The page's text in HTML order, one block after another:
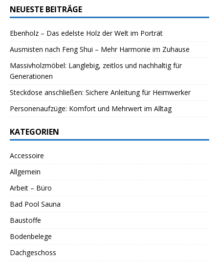
NEUESTE BEITRÄGE
Ebenholz – Das edelste Holz der Welt im Porträt
Ausmisten nach Feng Shui – Mehr Harmonie im Zuhause
Massivholzmöbel: Langlebig, zeitlos und nachhaltig für
Generationen
Steckdose anschließen: Sichere Anleitung für Heimwerker
Personenaufzüge: Komfort und Mehrwert im Alltag
KATEGORIEN
Accessoire
Allgemein
Arbeit – Büro
Bad Pool Sauna
Baustoffe
Bodenbelege
Dachgeschoss